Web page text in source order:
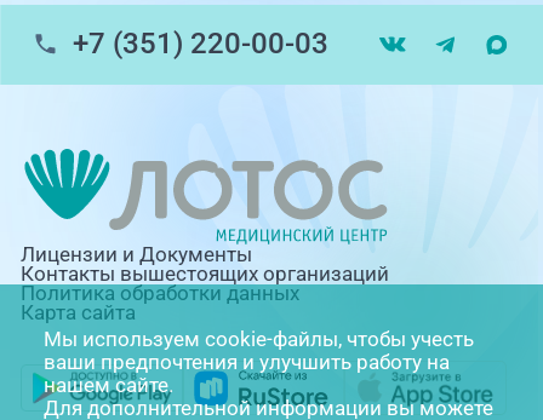
Профосмотры, ул.Труда, 183Б
г. Златоуст, ул. Щербакова 2, строение 1
(ЦАОП)
+7 (351) 220-00-03
Лицензии и Документы
Контакты вышестоящих организаций
Политика обработки данных
Карта сайта
Мы используем cookie-файлы, чтобы учесть
ваши предпочтения и улучшить работу на
нашем сайте.
Для дополнительной информации вы можете